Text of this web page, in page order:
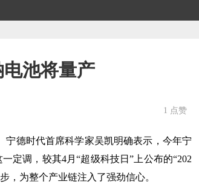
电池将量产
1 点赞
宁德时代首席科学家吴凯明确表示，今年宁
定调，较其4月“超级科技日”上公布的“202
，为整个产业链注入了强劲信心。